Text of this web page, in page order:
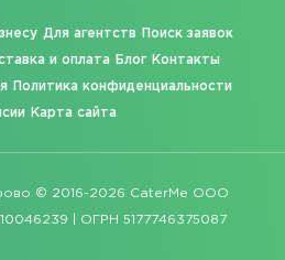
Для агентств Поиск заявок
и оплата Блог Контакты
Политика конфиденциальности
Карта сайта
© 2016-2026 CaterMe ООО
| ОГРН 5177746375087